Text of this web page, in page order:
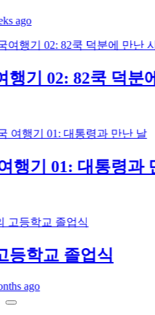
기 02: 82쿡 덕분에
기 01: 대통령과 만
학교 졸업식
ago